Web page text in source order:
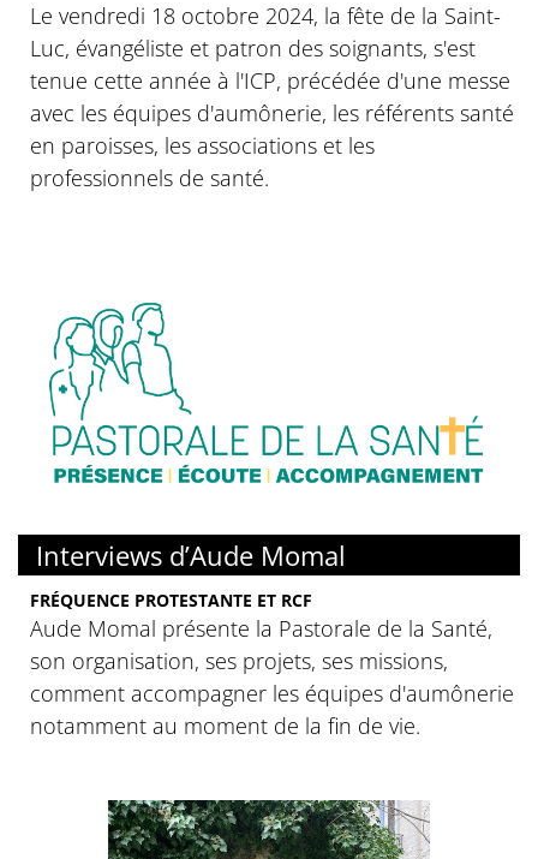
Le vendredi 18 octobre 2024, la fête de la Saint-
Luc, évangéliste et patron des soignants, s'est
tenue cette année à l'ICP, précédée d'une messe
avec les équipes d'aumônerie, les référents santé
en paroisses, les associations et les
professionnels de santé.
Interviews d’Aude Momal
FRÉQUENCE PROTESTANTE ET RCF
Aude Momal présente la Pastorale de la Santé,
son organisation, ses projets, ses missions,
comment accompagner les équipes d'aumônerie
notamment au moment de la fin de vie.